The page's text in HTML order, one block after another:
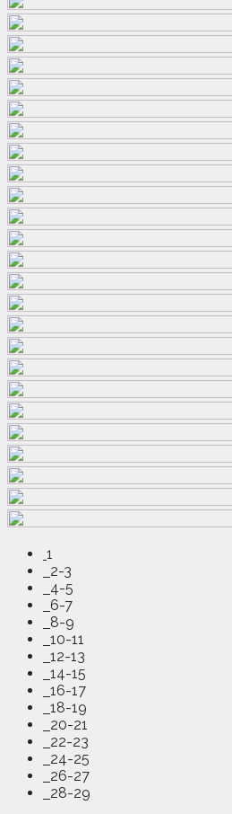
1
2-3
4-5
6-7
8-9
10-11
12-13
14-15
16-17
18-19
20-21
22-23
24-25
26-27
28-29